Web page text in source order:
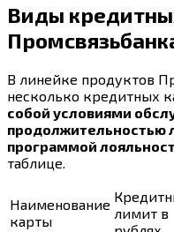
Виды
В линейке продуктов
несколько кредитных
собой условиями
продолжительностью
программой
таблице.
Наименование
карты
лимит в